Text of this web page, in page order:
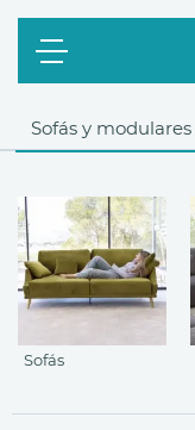
Sofás y modulares
Sofás